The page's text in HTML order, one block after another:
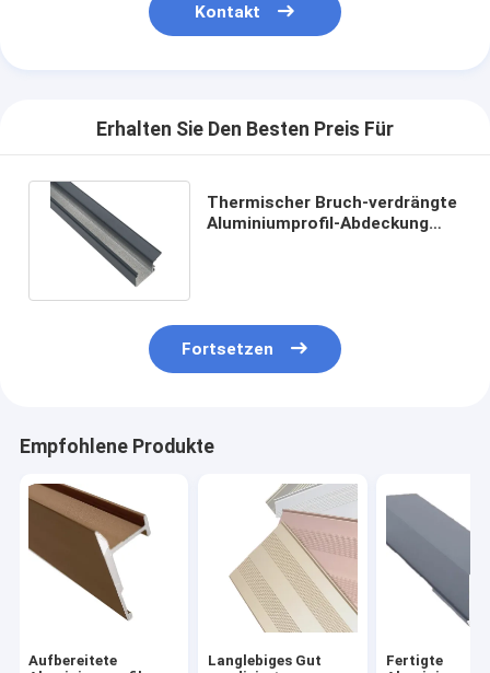
Kontakt
Erhalten Sie Den Besten Preis Für
Thermischer Bruch-verdrängte
Aluminiumprofil-Abdeckung
Fortsetzen
Empfohlene Produkte
Aufbereitete
Langlebiges Gut
Fertigte